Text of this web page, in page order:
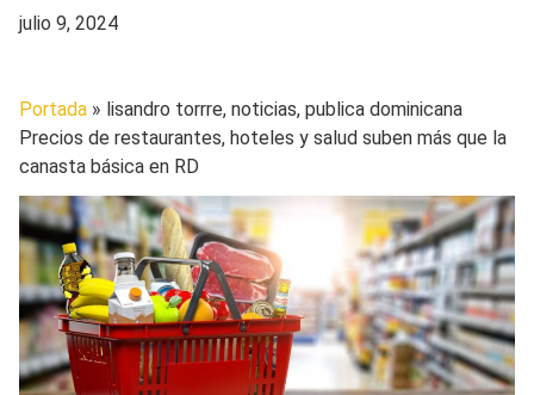
julio 9, 2024
Portada » lisandro torrre, noticias, publica dominicana
Precios de restaurantes, hoteles y salud suben más que la
canasta básica en RD